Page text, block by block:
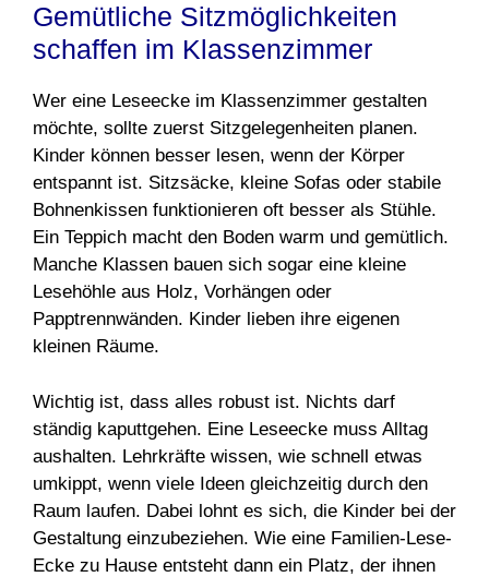
Gemütliche Sitzmöglichkeiten
schaffen im Klassenzimmer
Wer eine Leseecke im Klassenzimmer gestalten
möchte, sollte zuerst Sitzgelegenheiten planen.
Kinder können besser lesen, wenn der Körper
entspannt ist. Sitzsäcke, kleine Sofas oder stabile
Bohnenkissen funktionieren oft besser als Stühle.
Ein Teppich macht den Boden warm und gemütlich.
Manche Klassen bauen sich sogar eine kleine
Lesehöhle aus Holz, Vorhängen oder
Papptrennwänden. Kinder lieben ihre eigenen
kleinen Räume.
Wichtig ist, dass alles robust ist. Nichts darf
ständig kaputtgehen. Eine Leseecke muss Alltag
aushalten. Lehrkräfte wissen, wie schnell etwas
umkippt, wenn viele Ideen gleichzeitig durch den
Raum laufen. Dabei lohnt es sich, die Kinder bei der
Gestaltung einzubeziehen. Wie eine Familien-Lese-
Ecke zu Hause entsteht dann ein Platz, der ihnen